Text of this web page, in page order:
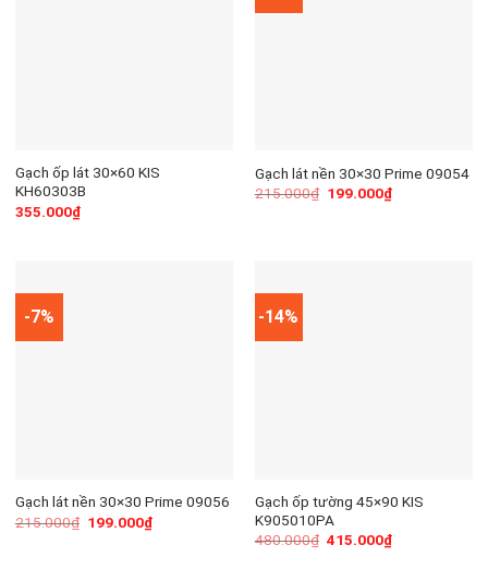
Gạch ốp lát 30×60 KIS
KH60303B
355.000₫
Gạch lát nền 30×30 Prime 09054
215.000₫ 199.000₫
-7%
Gạch lát nền 30×30 Prime 09056
215.000₫ 199.000₫
-14%
Gạch ốp tường 45×90 KIS
K905010PA
480.000₫ 415.000₫